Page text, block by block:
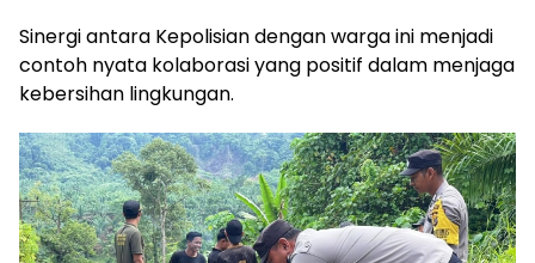
Sinergi antara Kepolisian dengan warga ini menjadi
contoh nyata kolaborasi yang positif dalam menjaga
kebersihan lingkungan.